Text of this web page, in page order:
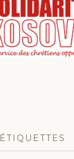
ÉTIQUETTES